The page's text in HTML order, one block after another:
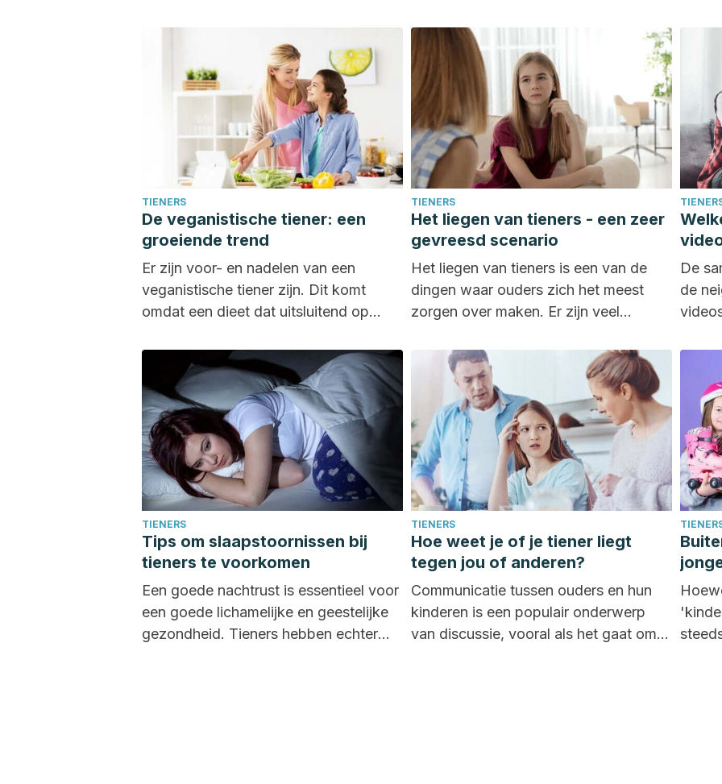
TIENERS
De veganistische tiener: een
groeiende trend
Er zijn voor- en nadelen van een
veganistische tiener zijn. Dit komt
omdat een dieet dat uitsluitend op
TIENERS
Het liegen van tieners - een zeer
gevreesd scenario
Het liegen van tieners is een van de
dingen waar ouders zich het meest
zorgen over maken. Er zijn veel...
De
de
TIENERS
Tips om slaapstoornissen bij
tieners te voorkomen
Een goede nachtrust is essentieel voor
een goede lichamelijke en geestelijke
gezondheid. Tieners hebben echter
TIENERS
Hoe weet je of je tiener liegt
tegen jou of anderen?
Communicatie tussen ouders en hun
kinderen is een populair onderwerp
van discussie, vooral als het gaat om